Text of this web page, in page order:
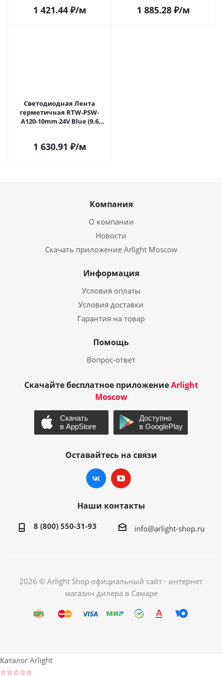
Самаре
1 421.44₽/м 1 885.28₽/м
Светодиодная Лента
герметичная RTW-PSW-
A120-10mm 24V Blue (9.6
1 630.91 ₽/м
Компания
О компании
Новости
Скачать приложение Arlight Moscow
Информация
Условия оплаты
Условия доставки
Гарантия на товар
Помощь
Вопрос-ответ
Скачайте бесплатное приложениеArlight
Moscow
Оставайтесь на связи
Наши контакты
8 (800) 550-31-93 info@arlight-shop.ru
2026 © Arlight Shop официальный сайт - интернет
магазин дилера в Самаре
Каталог Arlight
☆☆☆☆☆